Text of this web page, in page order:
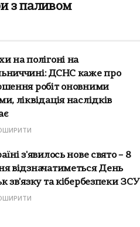
з паливом
на полігоні на
ДСНС каже про
робіт оновними
ліквідація наслідків
з'явилось нове свято – 8
відзначатиметься День
зв'язку та кібербезпеки ЗСУ